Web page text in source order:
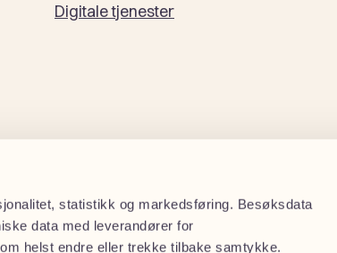
statistikk og markedsføring. Besøksdata
data med leverandører for
helst endre eller trekke tilbake samtykke.
Digitale tjenester